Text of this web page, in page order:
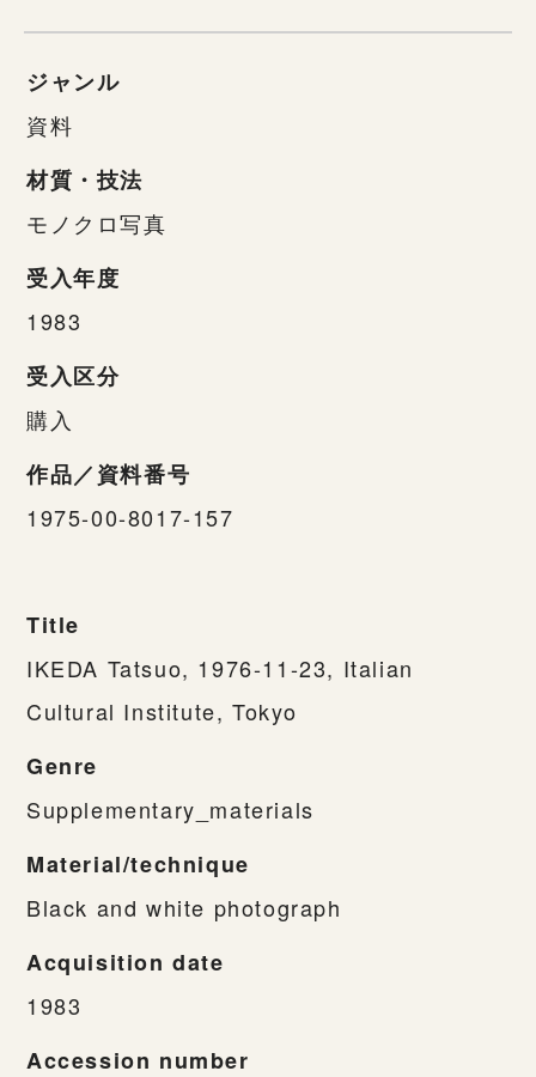
ジャンル
資料
材質・技法
モノクロ写真
受入年度
1983
受入区分
購入
作品／資料番号
1975-00-8017-157
Title
IKEDA Tatsuo, 1976-11-23, Italian
Cultural Institute, Tokyo
Genre
Supplementary_materials
Material/technique
Black and white photograph
Acquisition date
1983
Accession number